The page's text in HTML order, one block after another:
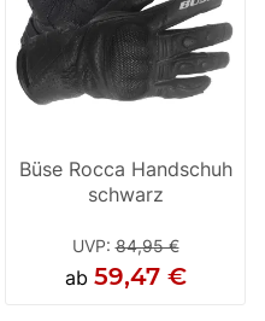
Büse Rocca Handschuh
schwarz
UVP:84,95 €
ab 59,47 €